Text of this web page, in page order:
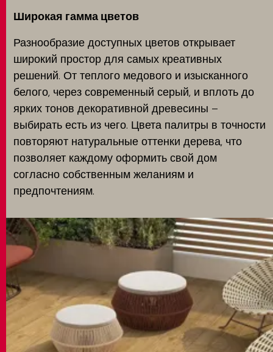
Широкая гамма цветов
Разнообразие доступных цветов открывает
широкий простор для самых креативных
решений. От теплого медового и изысканного
белого, через современный серый, и вплоть до
ярких тонов декоративной древесины –
выбирать есть из чего. Цвета палитры в точности
повторяют натуральные оттенки дерева, что
позволяет каждому оформить свой дом
согласно собственным желаниям и
предпочтениям.